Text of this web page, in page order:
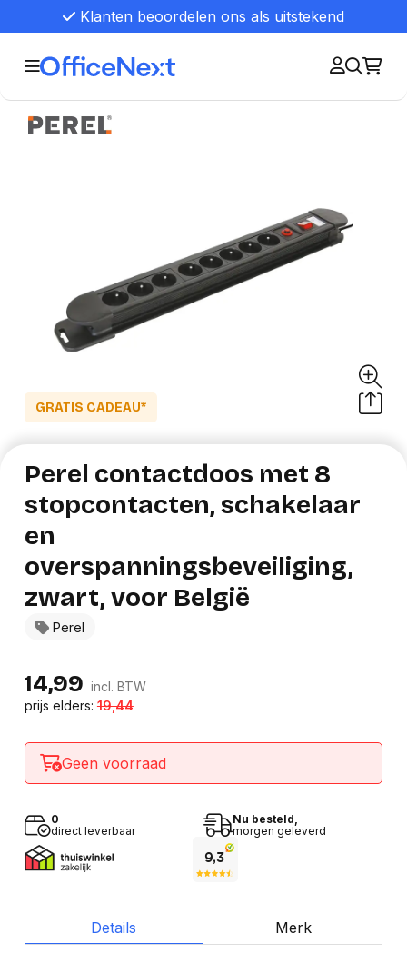
Klanten beoordelen ons als uitstekend
GRATIS CADEAU*
Perel
Perel contactdoos met 8
stopcontacten, schakelaar
en
overspanningsbeveiliging,
zwart, voor België
14,99 incl. BTW
prijs elders:19,44
Geen voorraad
0
direct leverbaar
Nu besteld,
morgen geleverd
Details Merk